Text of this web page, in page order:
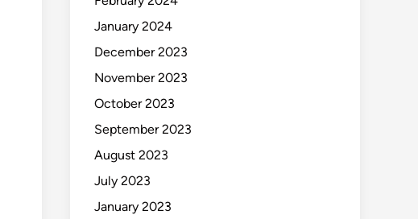
January 2024
December 2023
November 2023
October 2023
September 2023
August 2023
July 2023
January 2023